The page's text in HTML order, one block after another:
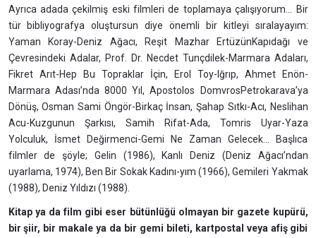
Ayrıca adada çekilmiş eski filmleri de toplamaya çalışıyorum... Bir
tür bibliyografya oluştursun diye önemli bir kitleyi sıralayayım:
Yaman Koray-Deniz Ağacı, Reşit Mazhar ErtüzünKapıdağı ve
Çevresindeki Adalar, Prof. Dr. Necdet Tunçdilek-Marmara Adaları,
Fikret Arıt-Hep Bu Topraklar İçin, Erol Toy-Iğrıp, Ahmet Enön-
Marmara Adası’nda 8000 Yıl, Apostolos DomvrosPetrokarava’ya
Dönüş, Osman Sami Öngör-Birkaç İnsan, Şahap Sıtkı-Acı, Neslihan
Acu-Kuzgunun Şarkısı, Samih Rifat-Ada, Tomris Uyar-Yaza
Yolculuk, İsmet Değirmenci-Gemi Ne Zaman Gelecek… Başlıca
filmler de şöyle; Gelin (1986), Kanlı Deniz (Deniz Ağacı’ndan
uyarlama, 1974), Ben Bir Sokak Kadını-yım (1966), Gemileri Yakmak
(1988), Deniz Yıldızı (1988).
Kitap ya da film gibi eser bütünlüğü olmayan bir gazete kupürü,
bir şiir, bir makale ya da bir gemi bileti, kartpostal veya afiş gibi